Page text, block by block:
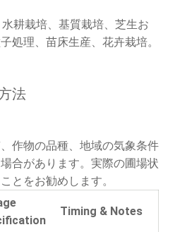
耕栽培、基質栽培、芝生お
処理、苗床生産、花卉栽培。
法
作物の品種、地域の気象条件
合があります。実際の圃場状
とをお勧めします。
Timing & Notes